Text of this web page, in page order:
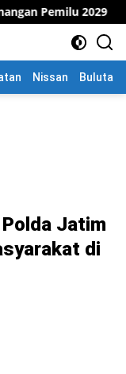
Lahan Milik
Nissan
Jatim
di